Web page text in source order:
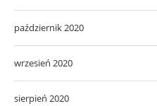
październik 2020
wrzesień 2020
sierpień 2020